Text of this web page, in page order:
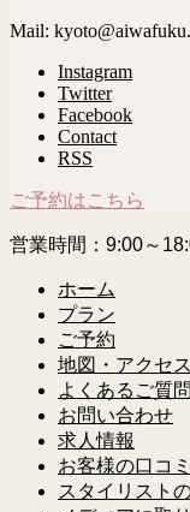
Mail:
Instagram
Twitter
Facebook
Contact
RSS
ご予約はこちら
営業時間：9:00～
ホーム
プラン
ご予約
地図・アクセス
よくあるご質問
お問い合わせ
求人情報
お客様の口コミ
スタイリスト